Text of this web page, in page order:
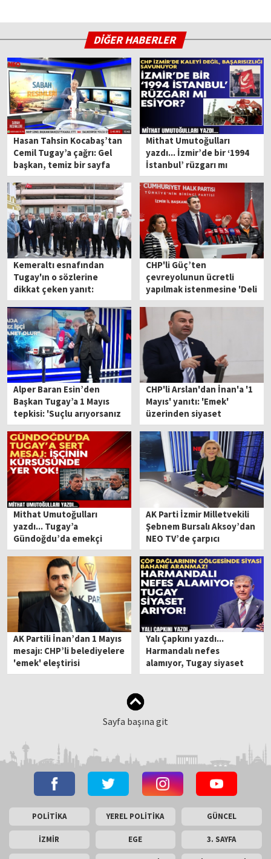
DİĞER HABERLER
Hasan Tahsin Kocabaş’tan
Cemil Tugay’a çağrı: Gel
başkan, temiz bir sayfa
açalım
Mithat Umutoğulları
yazdı... İzmir’de bir ‘1994
İstanbul’ rüzgarı mı
esiyor?
Kemeraltı esnafından
Tugay'ın o sözlerine
dikkat çeken yanıt:
'Takımları giydik
tiplerimizi düzelttik!'
CHP'li Güç’ten
çevreyolunun ücretli
yapılmak istenmesine 'Deli
Dumrul' tepkisi!
Alper Baran Esin’den
Başkan Tugay’a 1 Mayıs
tepkisi: 'Suçlu arıyorsanız
aynaya bakın'
CHP'li Arslan'dan İnan'a '1
Mayıs' yanıtı: 'Emek'
üzerinden siyaset
yapanlar önce aynaya
baksın!
Mithat Umutoğulları
yazdı... Tugay’a
Gündoğdu’da emekçi
vetosu!
AK Parti İzmir Milletvekili
Şebnem Bursalı Aksoy’dan
NEO TV’de çarpıcı
açıklamalar: ‘Sayın Tugay,
otur sıfır!’
AK Partili İnan’dan 1 Mayıs
mesajı: CHP’li belediyelere
'emek' eleştirisi
Yalı Çapkını yazdı...
Harmandalı nefes
alamıyor, Tugay siyaset
arıyor!
Sayfa başına git
POLİTİKA YEREL POLİTİKA GÜNCEL
İZMİR EGE 3. SAYFA